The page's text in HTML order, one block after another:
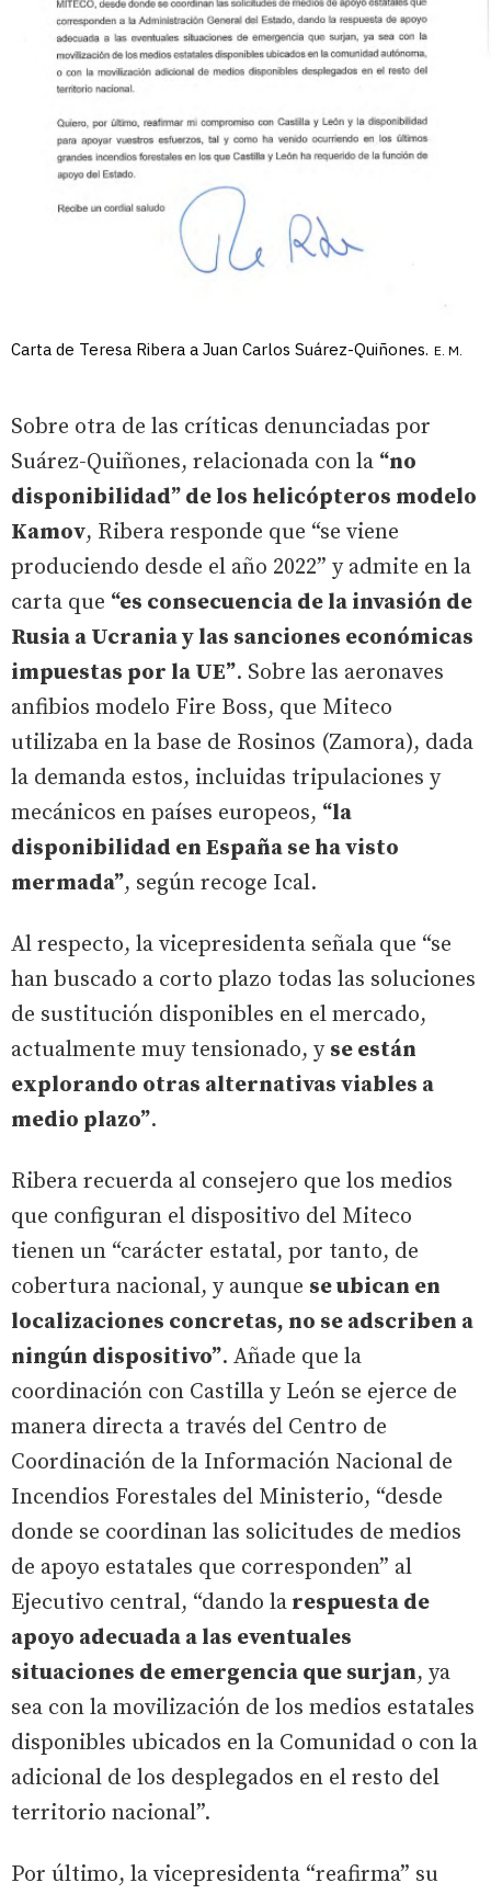
Carta de Teresa Ribera a Juan Carlos Suárez-Quiñones. E. M.
Sobre otra de las críticas denunciadas por
Suárez-Quiñones, relacionada con la “no
disponibilidad” de los helicópteros modelo
Kamov, Ribera responde que “se viene
produciendo desde el año 2022” y admite en la
carta que “es consecuencia de la invasión de
Rusia a Ucrania y las sanciones económicas
impuestas por la UE”. Sobre las aeronaves
anfibios modelo Fire Boss, que Miteco
utilizaba en la base de Rosinos (Zamora), dada
la demanda estos, incluidas tripulaciones y
mecánicos en países europeos, “la
disponibilidad en España se ha visto
mermada”, según recoge Ical.
Al respecto, la vicepresidenta señala que “se
han buscado a corto plazo todas las soluciones
de sustitución disponibles en el mercado,
actualmente muy tensionado, y se están
explorando otras alternativas viables a
medio plazo”.
Ribera recuerda al consejero que los medios
que configuran el dispositivo del Miteco
tienen un “carácter estatal, por tanto, de
cobertura nacional, y aunque se ubican en
localizaciones concretas, no se adscriben a
ningún dispositivo”. Añade que la
coordinación con Castilla y León se ejerce de
manera directa a través del Centro de
Coordinación de la Información Nacional de
Incendios Forestales del Ministerio, “desde
donde se coordinan las solicitudes de medios
de apoyo estatales que corresponden” al
Ejecutivo central, “dando la respuesta de
apoyo adecuada a las eventuales
situaciones de emergencia que surjan, ya
sea con la movilización de los medios estatales
disponibles ubicados en la Comunidad o con la
adicional de los desplegados en el resto del
territorio nacional”.
Por último, la vicepresidenta “reafirma” su